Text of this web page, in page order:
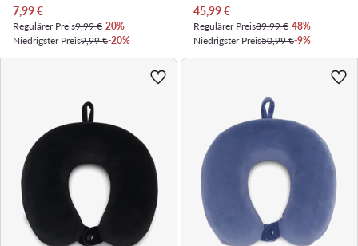
Aktueller Preis
7,99€
Regulärer Preis9,99 €-20%
Niedrigster Preis9,99 €-20%
Aktueller Preis
45,99€
Regulärer Preis89,99 €-48%
Niedrigster Preis50,99 €-9%